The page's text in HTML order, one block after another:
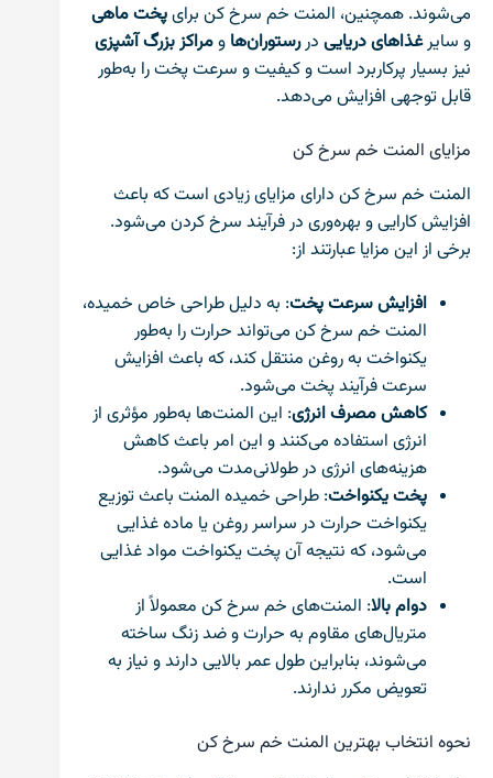
می‌شوند. همچنین، المنت خم سرخ کن برایپخت ماهی
و سایرغذاهای دریایی دررستوران‌ها ومراکز بزرگ آشپزی
نیز بسیار پرکاربرد است و کیفیت و سرعت پخت را به‌طور
قابل توجهی افزایش می‌دهد.
مزایای المنت خم سرخ کن
المنت خم سرخ کن دارای مزایای زیادی است که باعث
افزایش کارایی و بهره‌وری در فرآیند سرخ کردن می‌شود.
برخی از این مزایا عبارتند از:
افزایش سرعت پخت: به دلیل طراحی خاص خمیده،
المنت خم سرخ کن می‌تواند حرارت را به‌طور
یکنواخت به روغن منتقل کند، که باعث افزایش
سرعت فرآیند پخت می‌شود.
کاهش مصرف انرژی: این المنت‌ها به‌طور مؤثری از
انرژی استفاده می‌کنند و این امر باعث کاهش
هزینه‌های انرژی در طولانی‌مدت می‌شود.
پخت یکنواخت: طراحی خمیده المنت باعث توزیع
یکنواخت حرارت در سراسر روغن یا ماده غذایی
می‌شود، که نتیجه آن پخت یکنواخت مواد غذایی
است.
دوام بالا: المنت‌های خم سرخ کن معمولاً از
متریال‌های مقاوم به حرارت و ضد زنگ ساخته
می‌شوند، بنابراین طول عمر بالایی دارند و نیاز به
تعویض مکرر ندارند.
نحوه انتخاب بهترین المنت خم سرخ کن